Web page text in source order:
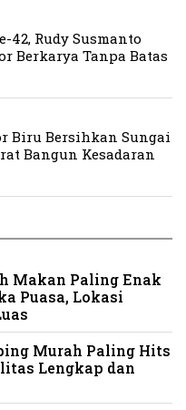
42, Rudy Susmanto
Berkarya Tanpa Batas
Biru Bersihkan Sungai
Bangun Kesadaran
Makan Paling Enak
Puasa, Lokasi
Murah Paling Hits
Lengkap dan